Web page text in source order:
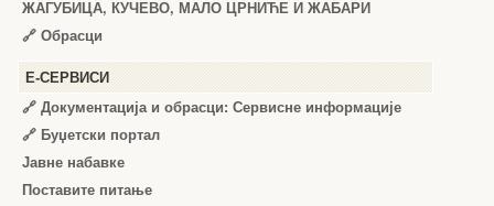
ЖАГУБИЦА, КУЧЕВО, МАЛО ЦРНИЋЕ И ЖАБАРИ
🔗 Обрасци
Е-СЕРВИСИ
🔗 Документација и обрасци: Сервисне информације
🔗 Буџетски портал
Јавне набавке
Поставите питање